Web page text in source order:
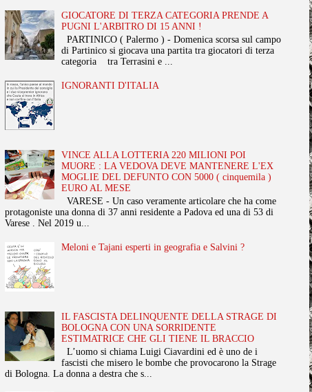
GIOCATORE DI TERZA CATEGORIA PRENDE A
PUGNI L'ARBITRO DI 15 ANNI !
PARTINICO ( Palermo ) - Domenica scorsa sul campo
di Partinico si giocava una partita tra giocatori di terza
categoria tra Terrasini e ...
IGNORANTI D'ITALIA
VINCE ALLA LOTTERIA 220 MILIONI POI
MUORE : LA VEDOVA DEVE MANTENERE L'EX
MOGLIE DEL DEFUNTO CON 5000 ( cinquemila )
EURO AL MESE
VARESE - Un caso veramente articolare che ha come
protagoniste una donna di 37 anni residente a Padova ed una di 53 di
Varese . Nel 2019 u...
Meloni e Tajani esperti in geografia e Salvini ?
IL FASCISTA DELINQUENTE DELLA STRAGE DI
BOLOGNA CON UNA SORRIDENTE
ESTIMATRICE CHE GLI TIENE IL BRACCIO
L’uomo si chiama Luigi Ciavardini ed è uno de i
fascisti che misero le bombe che provocarono la Strage
di Bologna. La donna a destra che s...